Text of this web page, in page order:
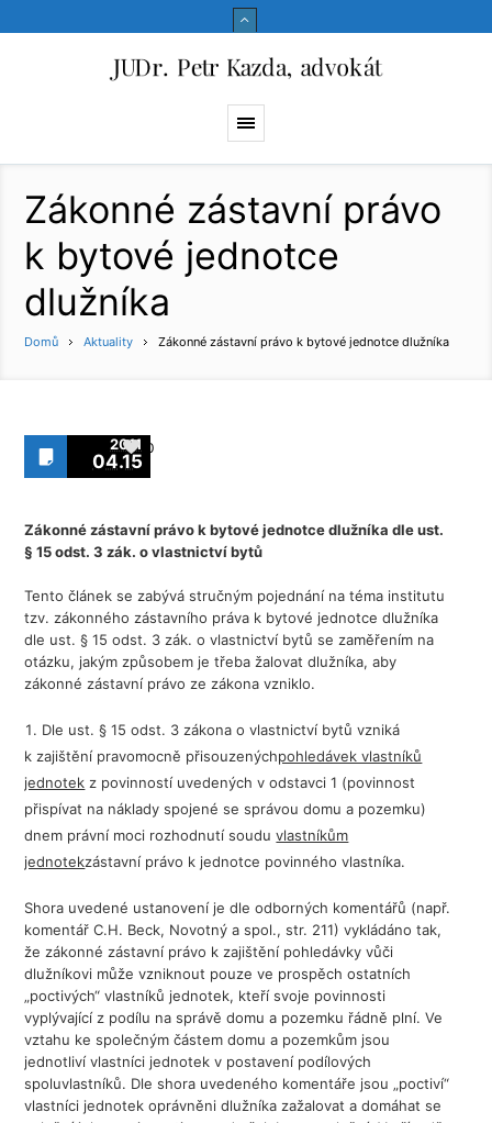
Zákonné zástavní právo
k bytové jednotce
dlužníka
Domů Aktuality Zákonné zástavní právo k bytové jednotce dlužníka
2011
04.15
0
Zákonné zástavní právo k bytové jednotcedlužníka dle ust.
§ 15 odst. 3 zák. o vlastnictví bytů
Tento článek se zabývá stručným pojednání na téma institutu
tzv. zákonného zástavního práva k bytové jednotce dlužníka
dle ust. § 15 odst. 3 zák. o vlastnictví bytů se zaměřením na
otázku, jakým způsobem je třeba žalovat dlužníka, aby
zákonné zástavní právo ze zákona vzniklo.
Dle ust. § 15 odst. 3 zákona o vlastnictví bytů vzniká
k zajištění pravomocně přisouzenýchpohledávek vlastníků
jednotek z povinností uvedených v odstavci 1 (povinnost
přispívat na náklady spojené se správou domu a pozemku)
dnem právní moci rozhodnutí souduvlastníkům
jednotekzástavní právo k jednotce povinného vlastníka.
Shora uvedené ustanovení je dle odborných komentářů (např.
komentář C.H. Beck, Novotný a spol., str. 211) vykládáno tak,
že zákonné zástavní právo k zajištění pohledávky vůči
dlužníkovi může vzniknout pouze ve prospěch ostatních
„poctivých“ vlastníků jednotek, kteří svoje povinnosti
vyplývající z podílu na správě domu a pozemku řádně plní. Ve
vztahu ke společným částem domu a pozemkům jsou
jednotliví vlastníci jednotek v postavení podílových
spoluvlastníků. Dle shora uvedeného komentáře jsou „poctiví“
vlastníci jednotek oprávněni dlužníka zažalovat a domáhat se